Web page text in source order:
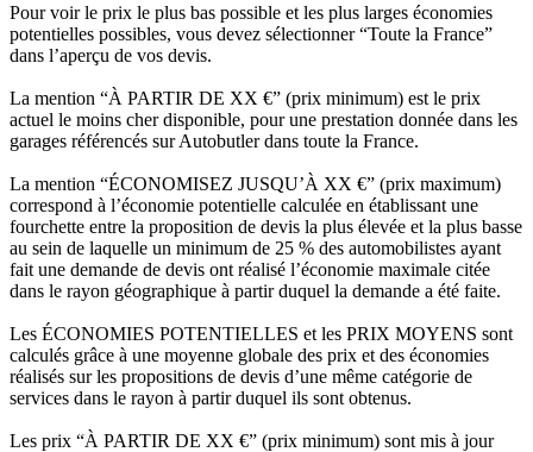
Pour voir le prix le plus bas possible et les plus larges économies
potentielles possibles, vous devez sélectionner “Toute la France”
dans l’aperçu de vos devis.
La mention “À PARTIR DE XX €” (prix minimum) est le prix
actuel le moins cher disponible, pour une prestation donnée dans les
garages référencés sur Autobutler dans toute la France.
La mention “ÉCONOMISEZ JUSQU’À XX €” (prix maximum)
correspond à l’économie potentielle calculée en établissant une
fourchette entre la proposition de devis la plus élevée et la plus basse
au sein de laquelle un minimum de 25 % des automobilistes ayant
fait une demande de devis ont réalisé l’économie maximale citée
dans le rayon géographique à partir duquel la demande a été faite.
Les ÉCONOMIES POTENTIELLES et les PRIX MOYENS sont
calculés grâce à une moyenne globale des prix et des économies
réalisés sur les propositions de devis d’une même catégorie de
services dans le rayon à partir duquel ils sont obtenus.
Les prix “À PARTIR DE XX €” (prix minimum) sont mis à jour